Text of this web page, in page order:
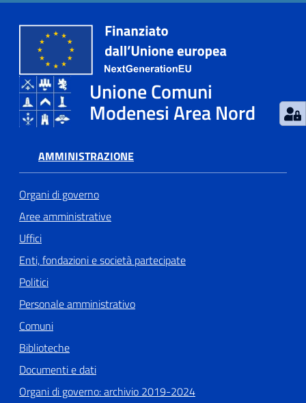
Unione Comuni
Modenesi Area Nord
AMMINISTRAZIONE
Organi di governo
Aree amministrative
Uffici
Enti, fondazioni e società partecipate
Politici
Personale amministrativo
Comuni
Biblioteche
Documenti e dati
Organi di governo: archivio 2019-2024